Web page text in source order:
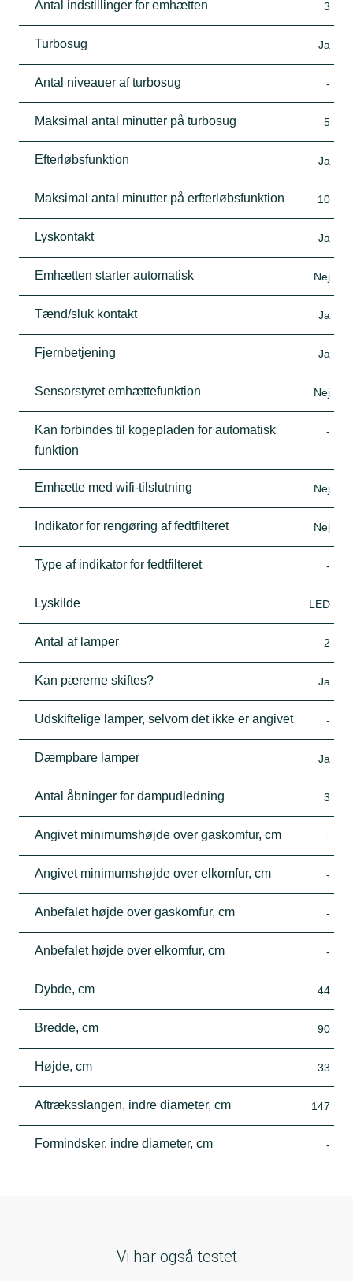
Antal indstillinger for emhætten 3
Turbosug Ja
Antal niveauer af turbosug -
Maksimal antal minutter på turbosug 5
Efterløbsfunktion Ja
Maksimal antal minutter på erfterløbsfunktion 10
Lyskontakt Ja
Emhætten starter automatisk Nej
Tænd/sluk kontakt Ja
Fjernbetjening Ja
Sensorstyret emhættefunktion Nej
Kan forbindes til kogepladen for automatisk
funktion
-
Emhætte med wifi-tilslutning Nej
Indikator for rengøring af fedtfilteret Nej
Type af indikator for fedtfilteret -
Lyskilde LED
Antal af lamper 2
Kan pærerne skiftes? Ja
Udskiftelige lamper, selvom det ikke er angivet -
Dæmpbare lamper Ja
Antal åbninger for dampudledning 3
Angivet minimumshøjde over gaskomfur, cm -
Angivet minimumshøjde over elkomfur, cm -
Anbefalet højde over gaskomfur, cm -
Anbefalet højde over elkomfur, cm -
Dybde, cm 44
Bredde, cm 90
Højde, cm 33
Aftræksslangen, indre diameter, cm 147
Formindsker, indre diameter, cm -
Vi har også testet